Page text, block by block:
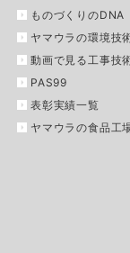
ものづくりのDNA
ヤマウラの環境技
動画で見る工事技
PAS99
表彰実績一覧
ヤマウラの食品工